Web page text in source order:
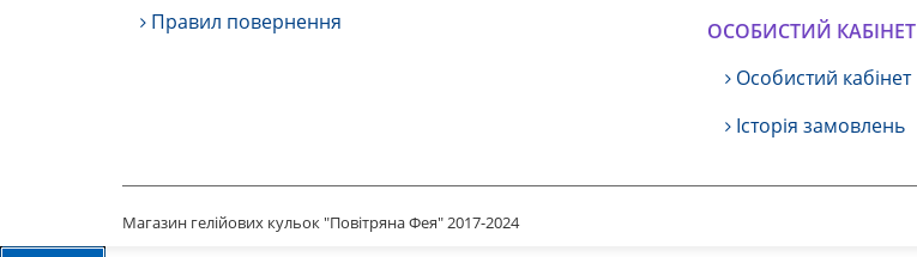
Правил повернення
ОСОБИСТИЙ КАБІНЕТ
Особистий кабінет
Історія замовлень
Магазин гелійових кульок "Повітряна Фея" 2017-2024